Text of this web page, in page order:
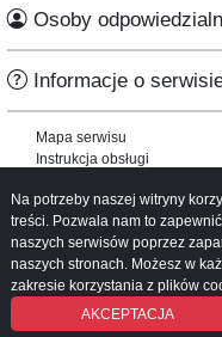
Osoby
Informacje o
Mapa serwisu
Instrukcja obsługi
Na potrzeby naszej witryny
treści. Pozwala nam to
naszych serwisów poprzez
naszych stronach. Możesz w
zakresie korzystania z plików
AKCEPTACJA